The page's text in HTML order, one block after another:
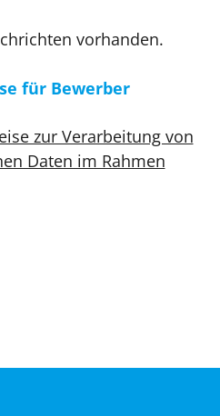
vorhanden.
für Bewerber
zur Verarbeitung von
Daten im Rahmen